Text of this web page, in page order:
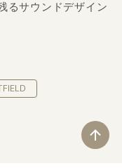
るサウンドデザイン